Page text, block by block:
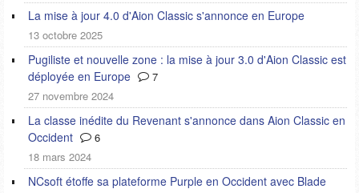
La mise à jour 4.0 d'Aion Classic s'annonce en Europe
13 octobre 2025
Pugiliste et nouvelle zone : la mise à jour 3.0 d'Aion Classic est
déployée en Europe
7
27 novembre 2024
La classe inédite du Revenant s'annonce dans Aion Classic en
Occident
6
18 mars 2024
NCsoft étoffe sa plateforme Purple en Occident avec Blade